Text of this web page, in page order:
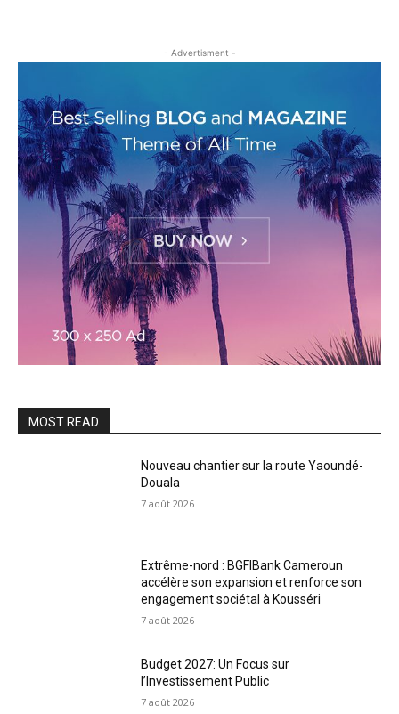
- Advertisment -
MOST READ
Nouveau chantier sur la route Yaoundé-
Douala
7 août 2026
Extrême-nord : BGFIBank Cameroun
accélère son expansion et renforce son
engagement sociétal à Kousséri
7 août 2026
Budget 2027: Un Focus sur
l’Investissement Public
7 août 2026